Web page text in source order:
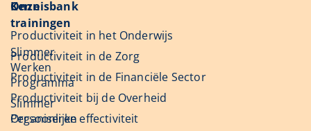
Onze
trainingen
Slimmer
Werken
Programma
Slimmer
Organiseren
Kennisbank
Productiviteit in het Onderwijs
Productiviteit in de Zorg
Productiviteit in de Financiële Sector
Productiviteit bij de Overheid
Persoonlijke effectiviteit